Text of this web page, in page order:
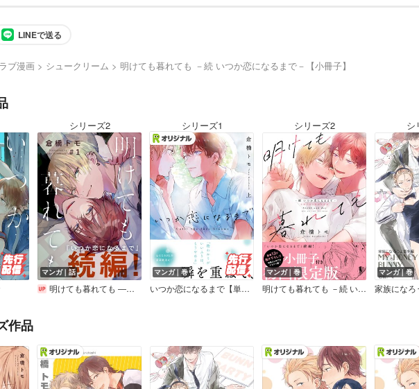
LINEで送る
ブ漫画 シュークリーム 明けても暮れても －続 いつか恋になるまで－【小冊子】
シリーズ2
マンガ｜話
明けても暮れても ―続 いつか恋になるまで―
シリーズ1
マンガ｜巻
いつか恋になるまで【単行本版（電子限定描き下ろし付）】
シリーズ2
マンガ｜巻
明けても暮れても －続 いつか恋になるまで－【単行本版】（電子限定描き下ろし付）
シ
マンガ｜巻
作品